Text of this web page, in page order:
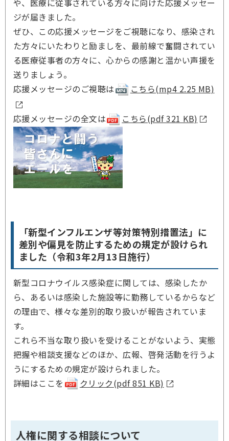
や、医療に従事されている方々に向けた応援メッセー
ジが届きました。
ぜひ、この応援メッセージをご視聴になり、感染され
た方々にいたわりと励ましを、最前線で奮闘されてい
る医療従事者の方々に、心からの感謝と温かい声援を
送りましょう。
応援メッセージのご視聴は
こちら(mp4 2.25 MB)
応援メッセージの全文は こちら(pdf 321 KB)
「新型インフルエンザ等対策特別措置法」に
差別や偏見を防止するための規定が設けられ
ました（令和3年2月13日施行）
新型コロナウイルス感染症に関しては、感染したか
ら、あるいは感染した施設等に勤務しているからなど
の理由で、様々な差別的取り扱いが報告されていま
す。
これら不当な取り扱いを受けることがないよう、実態
把握や相談支援などのほか、広報、啓発活動を行うよ
うにするための規定が設けられました。
詳細はここを
クリック(pdf 851 KB)
人権に関する相談について